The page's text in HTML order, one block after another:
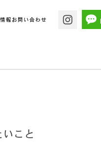
報 お問い合わせ
こと